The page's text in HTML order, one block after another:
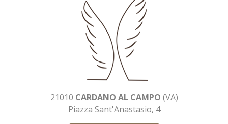
21010 CARDANO AL CAMPO (VA)
Piazza Sant'Anastasio, 4